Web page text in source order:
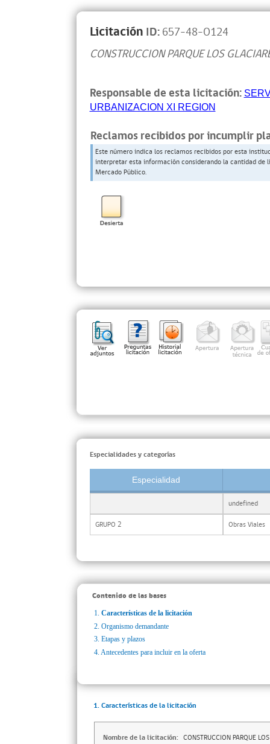
Licitación ID:657-48-O124
CONSTRUCCION PARQUE LOS
Responsable de esta licitación:
URBANIZACION XI REGION
Reclamos recibidos por incumplir
Este número indica los reclamos recibidos por esta
interpretar esta información considerando la cantidad
Mercado Público.
Especialidades y categorías
Especialidad
undefined
GRUPO 2 Obras Viales
Contenido de las bases
1. Características de la licitación
2. Organismo demandante
3. Etapas y plazos
4. Antecedentes para incluir en la oferta
1. Características de la licitación
Nombre de la licitación: CONSTRUCCION PARQUE